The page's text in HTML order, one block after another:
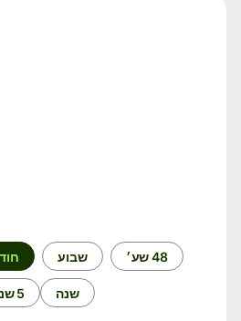
48 שע׳ שבוע חודש
שנה 5 שנים